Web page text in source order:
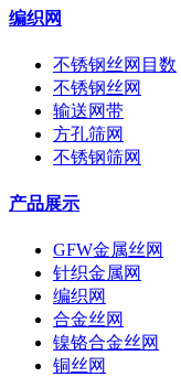
编织网
不锈钢丝网目数
不锈钢丝网
输送网带
方孔筛网
不锈钢筛网
产品展示
GFW金属丝网
针织金属网
编织网
合金丝网
镍铬合金丝网
铜丝网